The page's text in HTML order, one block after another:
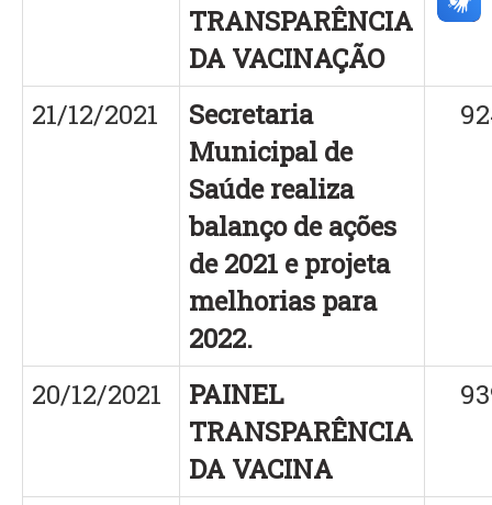
TRANSPARÊNCIA
DA VACINAÇÃO
21/12/2021
Secretaria
Municipal de
Saúde realiza
balanço de ações
de 2021 e projeta
melhorias para
2022.
20/12/2021
PAINEL
TRANSPARÊNCIA
DA VACINA